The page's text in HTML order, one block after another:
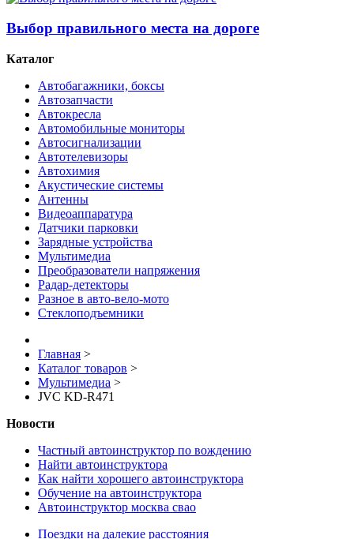
Выбор правильного места на дороге
Каталог
Автобагажники, боксы
Автозапчасти
Автокресла
Автомобильные мониторы
Автосигнализации
Автотелевизоры
Автохимия
Акустические системы
Антенны
Видеоаппаратура
Датчики парковки
Зарядные устройства
Мультимедиа
Преобразователи напряжения
Радар-детекторы
Разное в авто-вело-мото
Стеклоподъемники
Главная >
Каталог товаров >
Мультимедиа >
JVC KD-R471
Новости
Частный автоинструктор по вождению
Найти автоинструктора
Как найти хорошего автоинструктора
Обучение на автоинструктора
Автоинструктор москва свао
Поездки на далекие расстояния